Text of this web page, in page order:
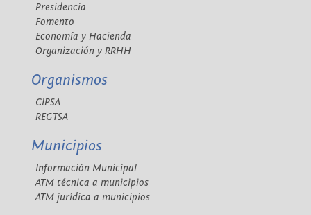
Presidencia
Fomento
Economía y Hacienda
Organización y RRHH
Organismos
CIPSA
REGTSA
Municipios
Información Municipal
ATM técnica a municipios
ATM jurídica a municipios